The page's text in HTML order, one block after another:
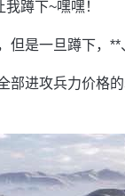
蹲下~嘿嘿！
但是一旦蹲下，
部进攻兵力价格